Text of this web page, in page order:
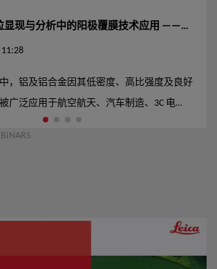
铝及铝合金晶粒显现与分析中的阳极覆膜技术应用 ——基于徕卡显微系统（Leica Microsystems）偏光显微解决方案的技术实践
，铝及铝合金因其低密度、高比强度及良好
广泛应用于航空航天、汽车制造、3C 电
领域。材料在不同服役环境下的综合性能，
定力学性能与服役稳定性的核心因素之一。